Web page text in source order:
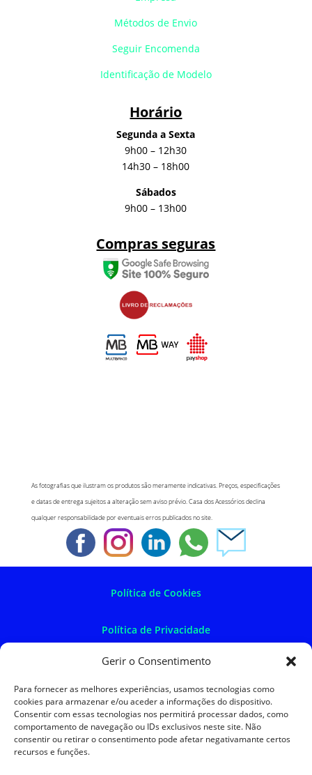
Gerir o Consentimento
Para fornecer as melhores experiências, usamos tecnologias como
cookies para armazenar e/ou aceder a informações do dispositivo.
Consentir com essas tecnologias nos permitirá processar dados, como
comportamento de navegação ou IDs exclusivos neste site. Não
consentir ou retirar o consentimento pode afetar negativamante certos
recursos e funções.
Métodos de Envio
Seguir Encomenda
Identificação de Modelo
Horário
Segunda a Sexta
9h00 – 12h30
14h30 – 18h00
Sábados
9h00 – 13h00
Compras seguras
As fotografias que ilustram os produtos são meramente indicativas. Preços, especificações
e datas de entrega sujeitos a alteração sem aviso prévio. Casa dos Acessórios declina
qualquer responsabilidade por eventuais erros publicados no site.
Política de Cookies
Política de Privacidade
Política de Devoluções
Termos e Condições
Resolução de Litígios